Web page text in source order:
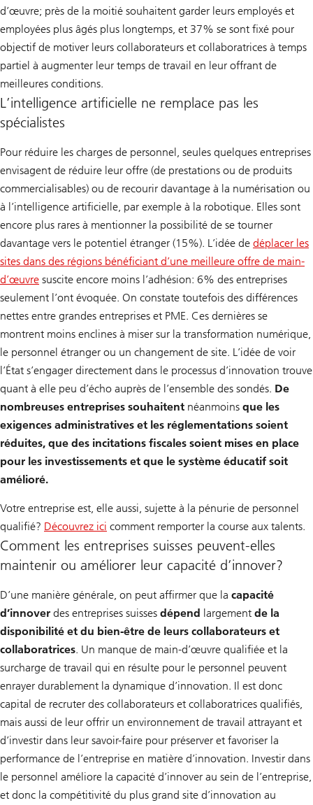
d’œuvre; près de la moitié souhaitent garder leurs employés et
employées plus âgés plus longtemps, et 37% se sont fixé pour
objectif de motiver leurs collaborateurs et collaboratrices à temps
partiel à augmenter leur temps de travail en leur offrant de
meilleures conditions.
L’intelligence artificielle ne remplace pas les
spécialistes
Pour réduire les charges de personnel, seules quelques entreprises
envisagent de réduire leur offre (de prestations ou de produits
commercialisables) ou de recourir davantage à la numérisation ou
à l’intelligence artificielle, par exemple à la robotique. Elles sont
encore plus rares à mentionner la possibilité de se tourner
davantage vers le potentiel étranger (15%). L’idée de déplacer les
sites dans des régions bénéficiant d’une meilleure offre de main-
d’œuvre suscite encore moins l’adhésion: 6% des entreprises
seulement l’ont évoquée. On constate toutefois des différences
nettes entre grandes entreprises et PME. Ces dernières se
montrent moins enclines à miser sur la transformation numérique,
le personnel étranger ou un changement de site. L’idée de voir
l’État s’engager directement dans le processus d’innovation trouve
quant à elle peu d’écho auprès de l’ensemble des sondés. De
nombreuses entreprises souhaitent néanmoins que les
exigences administratives et les réglementations soient
réduites, que des incitations fiscales soient mises en place
pour les investissements et que le système éducatif soit
amélioré.
Votre entreprise est, elle aussi, sujette à la pénurie de personnel
qualifié? Découvrez ici
comment
remporter
course
aux
talents
comment remporter la course aux talents.
Comment les entreprises suisses peuvent-elles
maintenir ou améliorer leur capacité d’innover?
D’une manière générale, on peut affirmer que la capacité
d’innover des entreprises suisses dépend largement de la
disponibilité et du bien-être de leurs collaborateurs et
collaboratrices. Un manque de main-d’œuvre qualifiée et la
surcharge de travail qui en résulte pour le personnel peuvent
enrayer durablement la dynamique d’innovation. Il est donc
capital de recruter des collaborateurs et collaboratrices qualifiés,
mais aussi de leur offrir un environnement de travail attrayant et
d’investir dans leur savoir-faire pour préserver et favoriser la
performance de l’entreprise en matière d’innovation. Investir dans
le personnel améliore la capacité d’innover au sein de l’entreprise,
et donc la compétitivité du plus grand site d’innovation au